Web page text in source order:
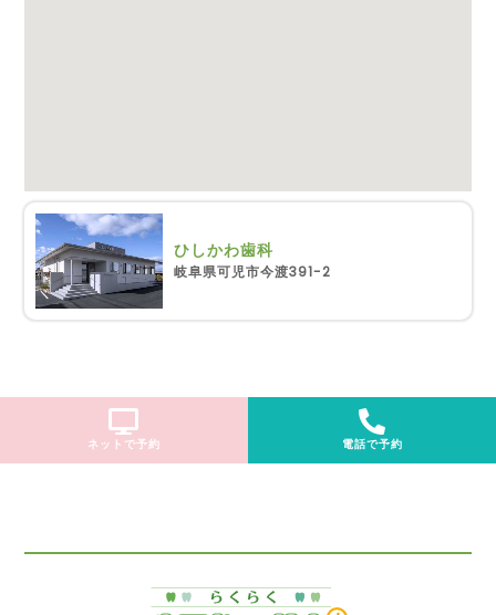
ひしかわ歯科
岐阜県可児市今渡391-2
ネットで予約 電話で予約